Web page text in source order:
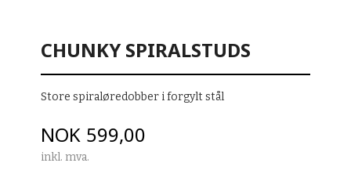
CHUNKY SPIRALSTUDS
Store spiraløredobber i forgylt stål
Pris
NOK 599,00
inkl. mva.